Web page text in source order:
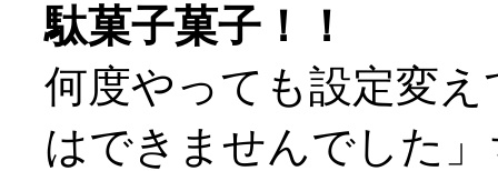
駄菓子菓子！！
何度やっても設定変
はできませんでした